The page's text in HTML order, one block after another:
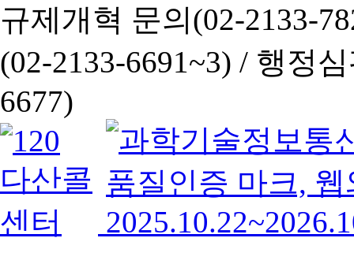
규제개혁 문의(02-2133-
(02-2133-6691~3) / 행정심
6677)